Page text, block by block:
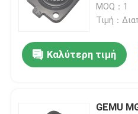
MOQ：1
Τιμή：
Καλύτερη τιμή
GEMU